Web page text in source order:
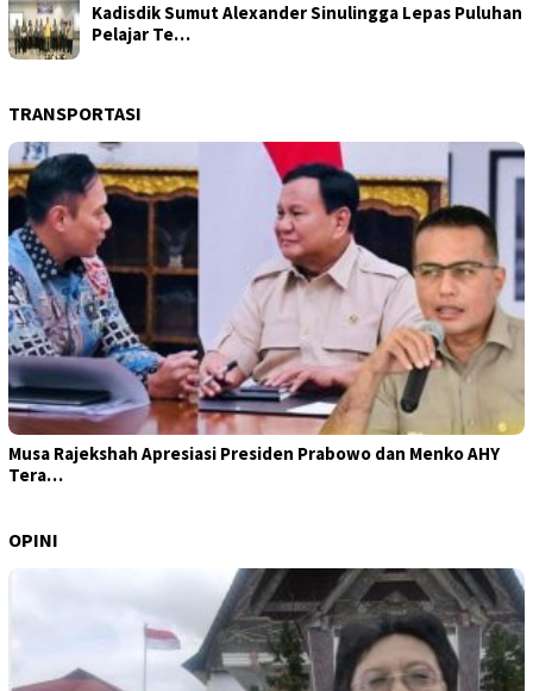
Kadisdik Sumut Alexander Sinulingga Lepas Puluhan
Pelajar Te…
TRANSPORTASI
Musa Rajekshah Apresiasi Presiden Prabowo dan Menko AHY
Tera…
OPINI